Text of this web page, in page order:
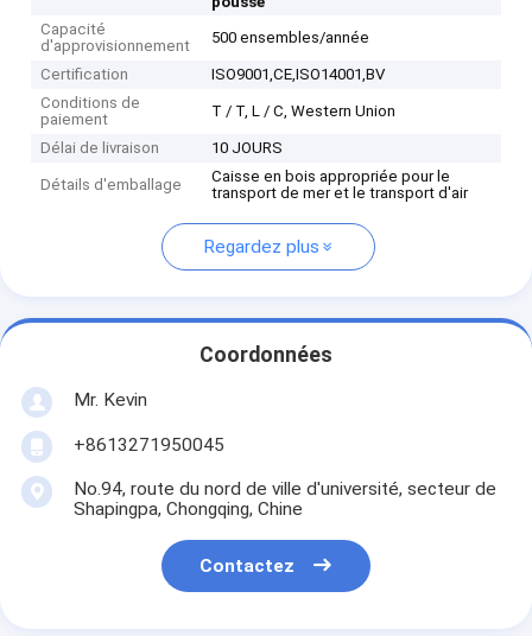
Capacité
d'approvisionnement
500 ensembles/année
Certification
ISO9001,CE,ISO14001,BV
Conditions de
paiement
T / T, L / C, Western Union
Délai de livraison 10 JOURS
Détails d'emballage
Caisse en bois appropriée pour le
transport de mer et le transport d'air
Regardez plus
Coordonnées
Mr. Kevin
+8613271950045
No.94, route du nord de ville d'université, secteur de
Shapingpa, Chongqing, Chine
Contactez